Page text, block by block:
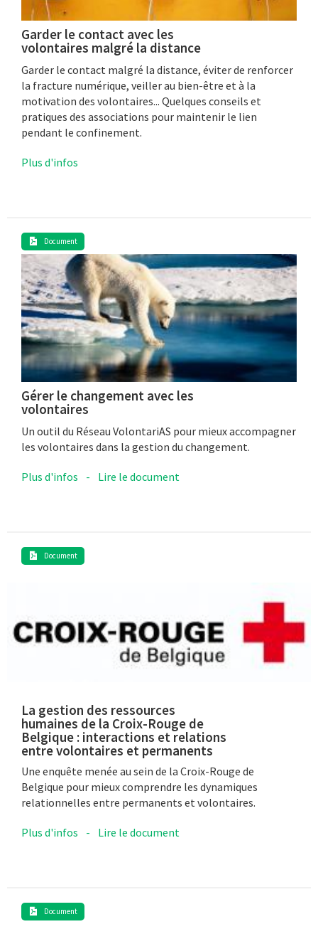
Garder le contact avec les
volontaires malgré la distance
Garder le contact malgré la distance, éviter de renforcer
la fracture numérique, veiller au bien-être et à la
motivation des volontaires... Quelques conseils et
pratiques des associations pour maintenir le lien
pendant le confinement.
Plus d'infos
Document
Gérer le changement avec les
volontaires
Un outil du Réseau VolontariAS pour mieux accompagner
les volontaires dans la gestion du changement.
Plus d'infos - Lire le document
Document
La gestion des ressources
humaines de la Croix-Rouge de
Belgique : interactions et relations
entre volontaires et permanents
Une enquête menée au sein de la Croix-Rouge de
Belgique pour mieux comprendre les dynamiques
relationnelles entre permanents et volontaires.
Plus d'infos - Lire le document
Document